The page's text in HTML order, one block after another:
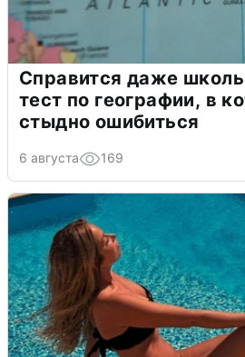
Справится даже
тест по географии, в
стыдно ошибиться
6 августа 169